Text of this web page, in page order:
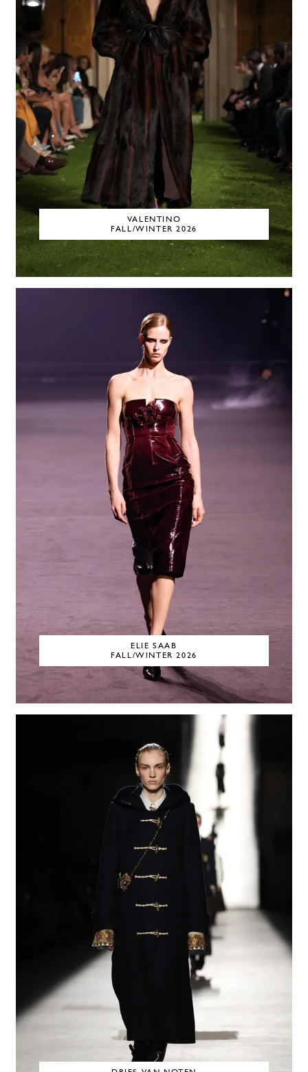
VALENTINO
FALL/WINTER 2026
ELIE SAAB
FALL/WINTER 2026